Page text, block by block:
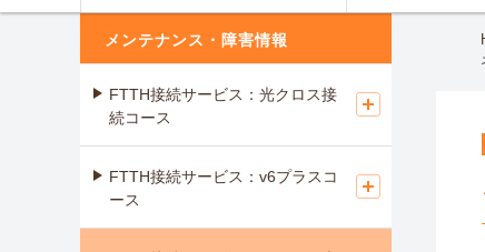
メンテナンス・障害情報
FTTH接続サービス：光クロス接
続コース
FTTH接続サービス：v6プラスコ
ース